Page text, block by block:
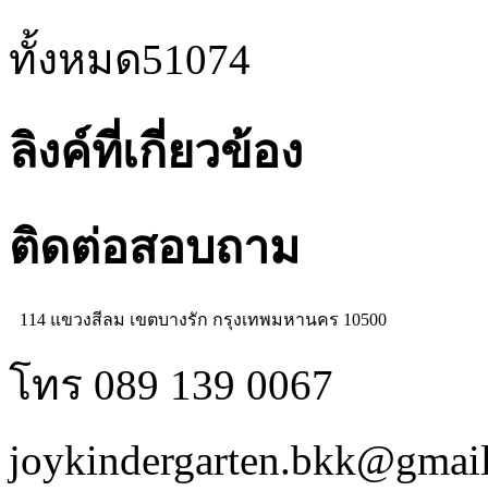
ทั้งหมด51074
ลิงค์ที่เกี่ยวข้อง
ติดต่อสอบถาม
114 แขวงสีลม เขตบางรัก กรุงเทพมหานคร 10500
โทร 089 139 0067